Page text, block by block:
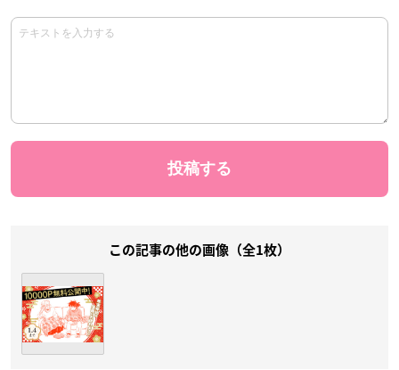
この記事の他の画像（全1枚）